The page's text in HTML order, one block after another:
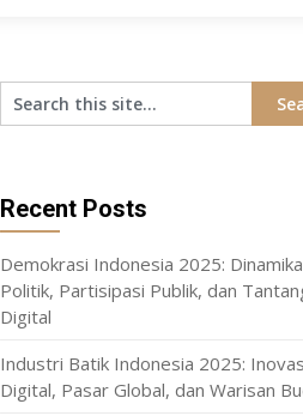
Recent Posts
Demokrasi Indonesia 2025: Dinamika
Politik, Partisipasi Publik, dan
Digital
Industri Batik Indonesia 2025:
Digital, Pasar Global, dan Warisan